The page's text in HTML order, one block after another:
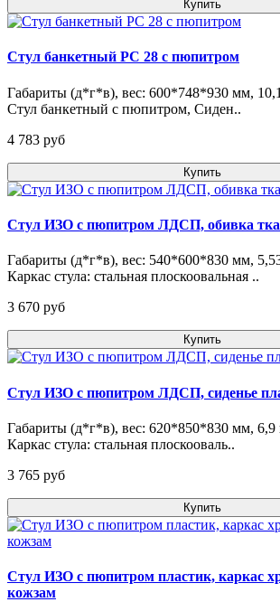
Купить
Стул банкетный РС 28 с пюпитром
Габариты (д*г*в), вес: 600*748*930 мм,
Стул банкетный с пюпитром, Сиден..
4 783 pуб
Купить
Стул ИЗО с пюпитром ЛДСП, обивка
Габариты (д*г*в), вес: 540*600*830 мм,
Каркас стула: стальная плоскоовальная ..
3 670 pуб
Купить
Стул ИЗО с пюпитром ЛДСП, сиденье
Габариты (д*г*в), вес: 620*850*830 мм, 6,9
Каркас стула: стальная плоскооваль..
3 765 pуб
Купить
Стул ИЗО с пюпитром пластик, каркас
кожзам